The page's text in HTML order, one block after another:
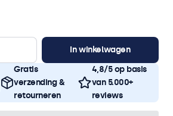
In winkelwagen
Gratis
verzending &
retourneren
4,8/5 op basis
van 5.000+
reviews